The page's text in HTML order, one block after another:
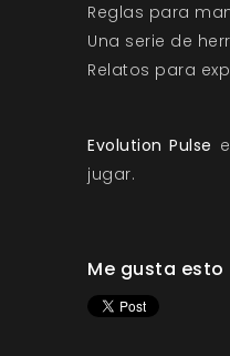
Reglas para
Una serie de
Relatos para
Evolution Pulse
jugar.
Me gusta esto